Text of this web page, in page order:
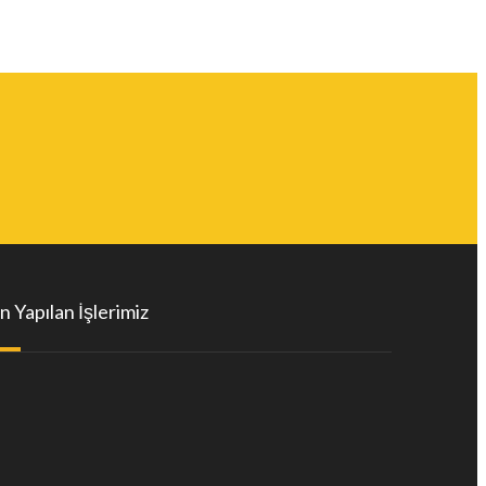
Yapılan İşlerimiz